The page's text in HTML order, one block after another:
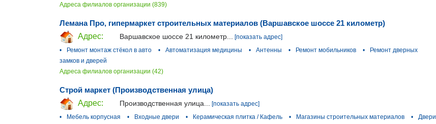
Адреса филиалов организации (839)
Лемана Про, гипермаркет строительных материалов (Варшавское шоссе 21 километр)
Адрес:
Варшавское шоссе 21 километр... [показать адрес]
•
Ремонт монтаж стёкол в авто • Автоматизация медицины • Антенны • Ремонт мобильников •
Ремонт дверных
замков и дверей
Адреса филиалов организации (42)
Строй маркет (Производственная улица)
Адрес:
Производственная улица...
[показать адрес]
•
Мебель корпусная • Входные двери • Керамическая плитка / Кафель • Магазины строительных материалов •
Двери